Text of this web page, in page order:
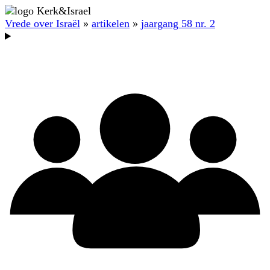
Vrede over Israël » artikelen » jaargang 58 nr. 2